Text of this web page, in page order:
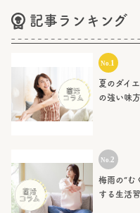
記事ランキング
夏のダイ
の強い味
梅雨の“む
する生活